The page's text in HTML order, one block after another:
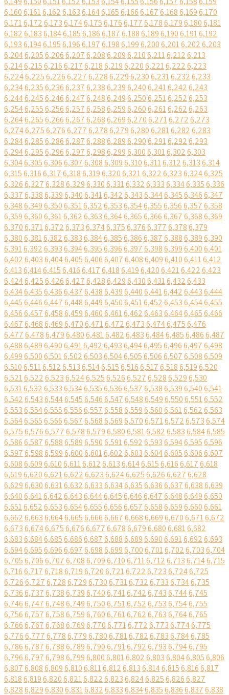
6,1606,1616,1626,1636,1646,1656,1666,1676,1686,1696,170
6,1716,1726,1736,1746,1756,1766,1776,1786,1796,1806,181
6,1826,1836,1846,1856,1866,1876,1886,1896,1906,1916,192
6,1936,1946,1956,1966,1976,1986,1996,2006,2016,2026,203
6,2046,2056,2066,2076,2086,2096,2106,2116,2126,213
6,2146,2156,2166,2176,2186,2196,2206,2216,2226,223
6,2246,2256,2266,2276,2286,2296,2306,2316,2326,233
6,2346,2356,2366,2376,2386,2396,2406,2416,2426,243
6,2446,2456,2466,2476,2486,2496,2506,2516,2526,253
6,2546,2556,2566,2576,2586,2596,2606,2616,2626,263
6,2646,2656,2666,2676,2686,2696,2706,2716,2726,273
6,2746,2756,2766,2776,2786,2796,2806,2816,2826,283
6,2846,2856,2866,2876,2886,2896,2906,2916,2926,293
6,2946,2956,2966,2976,2986,2996,3006,3016,3026,303
6,3046,3056,3066,3076,3086,3096,3106,3116,3126,3136,314
6,3156,3166,3176,3186,3196,3206,3216,3226,3236,3246,325
6,3266,3276,3286,3296,3306,3316,3326,3336,3346,3356,336
6,3376,3386,3396,3406,3416,3426,3436,3446,3456,3466,347
6,3486,3496,3506,3516,3526,3536,3546,3556,3566,3576,358
6,3596,3606,3616,3626,3636,3646,3656,3666,3676,3686,369
6,3706,3716,3726,3736,3746,3756,3766,3776,3786,379
6,3806,3816,3826,3836,3846,3856,3866,3876,3886,3896,390
6,3916,3926,3936,3946,3956,3966,3976,3986,3996,4006,401
6,4026,4036,4046,4056,4066,4076,4086,4096,4106,4116,412
6,4136,4146,4156,4166,4176,4186,4196,4206,4216,4226,423
6,4246,4256,4266,4276,4286,4296,4306,4316,4326,433
6,4346,4356,4366,4376,4386,4396,4406,4416,4426,4436,444
6,4456,4466,4476,4486,4496,4506,4516,4526,4536,4546,455
6,4566,4576,4586,4596,4606,4616,4626,4636,4646,4656,466
6,4676,4686,4696,4706,4716,4726,4736,4746,4756,476
6,4776,4786,4796,4806,4816,4826,4836,4846,4856,4866,487
6,4886,4896,4906,4916,4926,4936,4946,4956,4966,4976,498
6,4996,5006,5016,5026,5036,5046,5056,5066,5076,5086,509
6,5106,5116,5126,5136,5146,5156,5166,5176,5186,5196,520
6,5216,5226,5236,5246,5256,5266,5276,5286,5296,530
6,5316,5326,5336,5346,5356,5366,5376,5386,5396,5406,541
6,5426,5436,5446,5456,5466,5476,5486,5496,5506,5516,552
6,5536,5546,5556,5566,5576,5586,5596,5606,5616,5626,563
6,5646,5656,5666,5676,5686,5696,5706,5716,5726,5736,574
6,5756,5766,5776,5786,5796,5806,5816,5826,5836,5846,585
6,5866,5876,5886,5896,5906,5916,5926,5936,5946,5956,596
6,5976,5986,5996,6006,6016,6026,6036,6046,6056,6066,607
6,6086,6096,6106,6116,6126,6136,6146,6156,6166,6176,618
6,6196,6206,6216,6226,6236,6246,6256,6266,6276,628
6,6296,6306,6316,6326,6336,6346,6356,6366,6376,6386,639
6,6406,6416,6426,6436,6446,6456,6466,6476,6486,6496,650
6,6516,6526,6536,6546,6556,6566,6576,6586,6596,6606,661
6,6626,6636,6646,6656,6666,6676,6686,6696,6706,6716,672
6,6736,6746,6756,6766,6776,6786,6796,6806,6816,682
6,6836,6846,6856,6866,6876,6886,6896,6906,6916,6926,693
6,6946,6956,6966,6976,6986,6996,7006,7016,7026,7036,704
6,7056,7066,7076,7086,7096,7106,7116,7126,7136,7146,715
6,7166,7176,7186,7196,7206,7216,7226,7236,7246,725
6,7266,7276,7286,7296,7306,7316,7326,7336,7346,735
6,7366,7376,7386,7396,7406,7416,7426,7436,7446,745
6,7466,7476,7486,7496,7506,7516,7526,7536,7546,755
6,7566,7576,7586,7596,7606,7616,7626,7636,7646,765
6,7666,7676,7686,7696,7706,7716,7726,7736,7746,775
6,7766,7776,7786,7796,7806,7816,7826,7836,7846,785
6,7866,7876,7886,7896,7906,7916,7926,7936,7946,795
6,7966,7976,7986,7996,8006,8016,8026,8036,8046,8056,806
6,8076,8086,8096,8106,8116,8126,8136,8146,8156,8166,817
6,8186,8196,8206,8216,8226,8236,8246,8256,8266,827
6,8286,8296,8306,8316,8326,8336,8346,8356,8366,8376,838